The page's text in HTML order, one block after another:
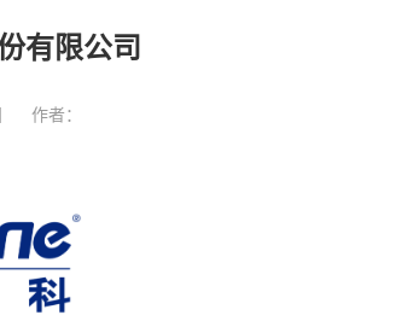
有限公司
作者：